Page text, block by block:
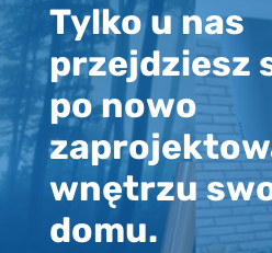
Tylko u nas
przejdziesz
po nowo
wnętrzu
domu.